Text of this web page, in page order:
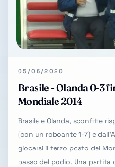
05/06/2020
Brasile - Olanda 0-3
Mondiale 2014
Brasile e Olanda, sconfitte
(con un roboante 1-7) e
giocarsi il terzo posto del
basso del podio. Una partita